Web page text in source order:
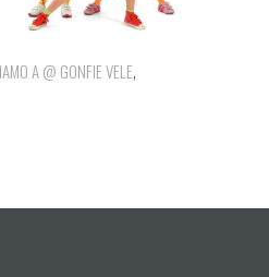
A @ GONFIE VELE,